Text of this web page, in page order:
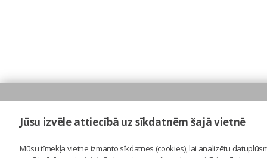
Jūsu izvēle attiecībā uz sīkdatnēm šajā vietnē
Mūsu tīmekļa vietne izmanto sīkdatnes (cookies), lai analizētu